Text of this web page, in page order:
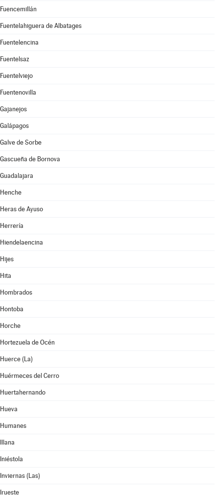
Fuencemillán
Fuentelahiguera de Albatages
Fuentelencina
Fuentelsaz
Fuentelviejo
Fuentenovilla
Gajanejos
Galápagos
Galve de Sorbe
Gascueña de Bornova
Guadalajara
Henche
Heras de Ayuso
Herrería
Hiendelaencina
Hijes
Hita
Hombrados
Hontoba
Horche
Hortezuela de Océn
Huerce (La)
Huérmeces del Cerro
Huertahernando
Hueva
Humanes
Illana
Iniéstola
Inviernas (Las)
Irueste